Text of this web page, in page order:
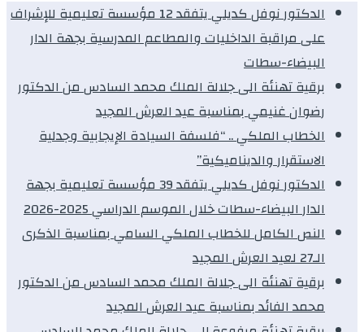
الدكتور نوفل كديلي يتفقد 12 مؤسسة تعليمية للإشراف
على مراقبة الداخليات والمطاعم المدرسية بجهة الدار
البيضاء-سطات
برقية تهنئة الى جلالة الملك محمد السادس من الدكتور
رضوان غنيمي بمناسبة عيد العرش المجيد
الخطاب الملكي .. “فلسفة السيادة الإيجابية وجدلية
الاستقرار والديناميكية”
الدكتور نوفل كديلي يتفقد 39 مؤسسة تعليمية بجهة
الدار البيضاء-سطات خلال الموسم الدراسي 2025-2026
النص الكامل للخطاب الملكي السامي بمناسبة الذكرى
الـ27 لعيد العرش المجيد
برقية تهنئة الى جلالة الملك محمد السادس من الدكتور
محمد الفائد بمناسبة عيد العرش المجيد